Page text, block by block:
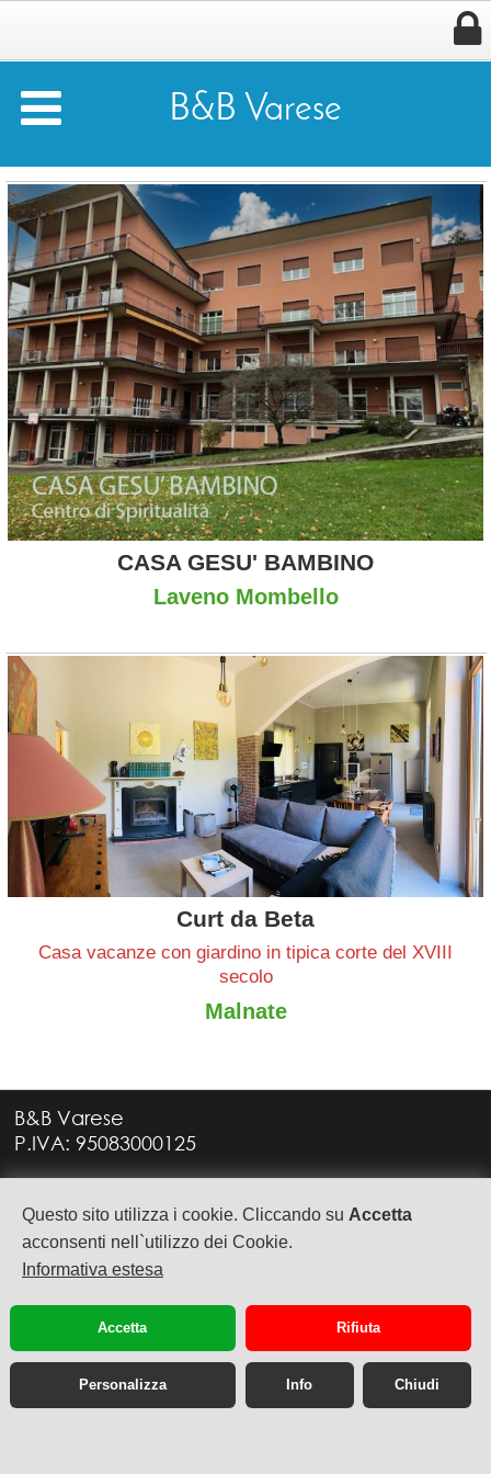
Questo sito utilizza i cookie. Cliccando su Accetta
acconsenti nell`utilizzo dei Cookie.
Informativa estesa
Accetta Rifiuta
Personalizza Info Chiudi

 B&B Varese
CASA GESU' BAMBINO
Laveno Mombello
Curt da Beta
Casa vacanze con giardino in tipica corte del XVIII
secolo
Malnate
B&B Varese
P.IVA: 95083000125
21949 CASTRONNO (VA)
+39 335 6088957
info@bbvarese.it
cookie